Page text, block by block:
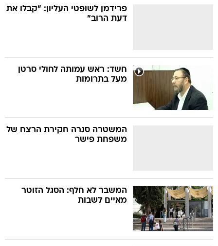
פרידמן לשופטי העליון: "קבלו את
דעת הרוב"
חשד: ראש עמותה לחולי סרטן
מעל בתרומות
המשטרה סגרה חקירת הרצח של
משפחת פישר
המשבר לא חלף: הסגל הזוטר
מאיים לשבות